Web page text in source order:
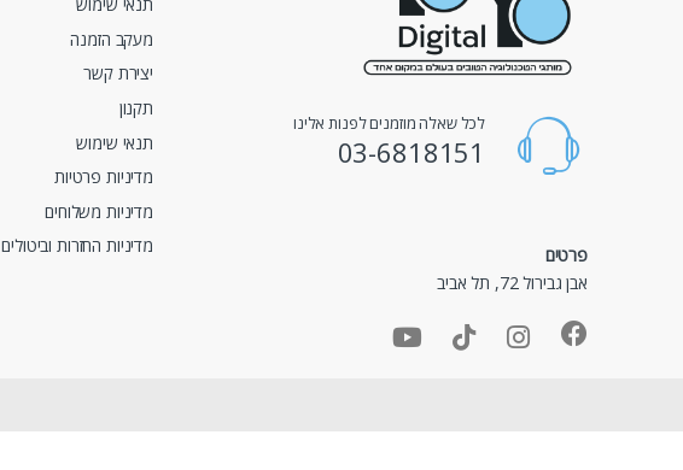
לכל שאלה מוזמנים לפנות אלינו
03-6818151
פרטים
אבן גבירול 72, תל אביב
מעקב הזמנה
יצירת קשר
תקנון
תנאי שימוש
מדיניות פרטיות
מדיניות משלוחים
מדיניות החזרות וביטולים